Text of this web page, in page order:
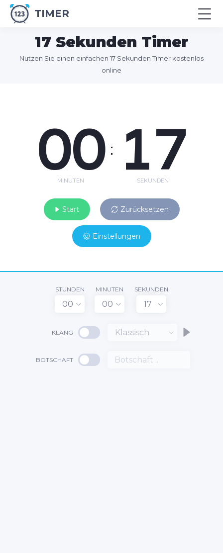
TIMER
17 Sekunden Timer
Nutzen Sie einen einfachen 17 Sekunden Timer kostenlos
online
00
MINUTEN
: 17
SEKUNDEN
Start Zurücksetzen
Einstellungen
STUNDEN
00
MINUTEN
00
SEKUNDEN
17
KLANG Klassisch
BOTSCHAFT